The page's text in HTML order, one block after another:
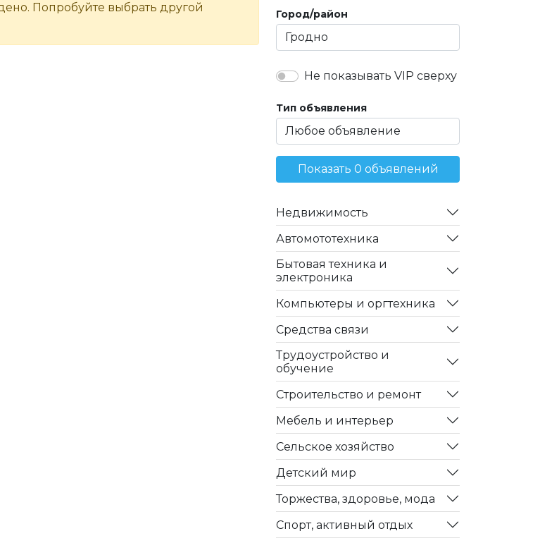
Попробуйте выбрать другой
Город/район
Не показывать VIP сверху
Тип объявления
Показать 0 объявлений
Недвижимость
Автомототехника
Бытовая техника и
электроника
Компьютеры и оргтехника
Средства связи
Трудоустройство и
обучение
Строительство и ремонт
Мебель и интерьер
Сельское хозяйство
Детский мир
Торжества, здоровье, мода
Спорт, активный отдых